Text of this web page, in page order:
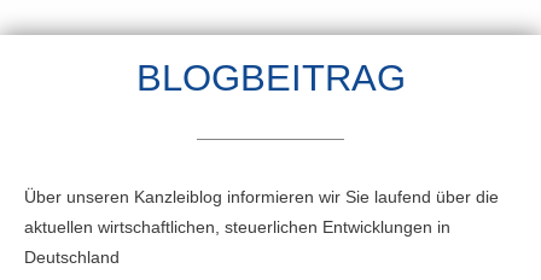
BLOGBEITRAG
Über unseren Kanzleiblog informieren wir Sie laufend über die
aktuellen wirtschaftlichen, steuerlichen Entwicklungen in
Deutschland